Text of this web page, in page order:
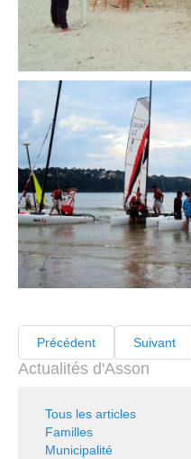
Précédent Suivant
Actualités d'Asson
Tous les articles
Familles
Municipalité